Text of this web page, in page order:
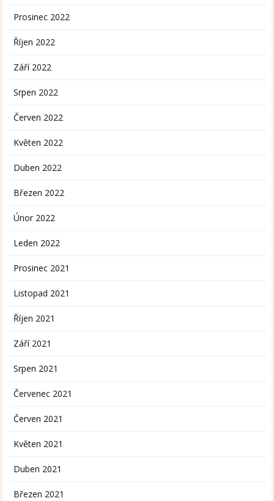
Prosinec 2022
Říjen 2022
Září 2022
Srpen 2022
Červen 2022
Květen 2022
Duben 2022
Březen 2022
Únor 2022
Leden 2022
Prosinec 2021
Listopad 2021
Říjen 2021
Září 2021
Srpen 2021
Červenec 2021
Červen 2021
Květen 2021
Duben 2021
Březen 2021